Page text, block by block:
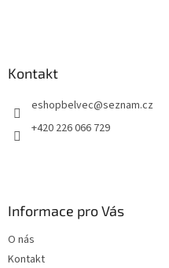
Kontakt
eshopbelvec@seznam.cz
+420 226 066 729
Informace pro Vás
O nás
Kontakt